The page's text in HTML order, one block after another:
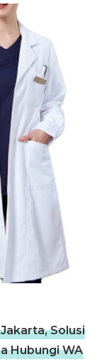
Solusi
Hubungi WA